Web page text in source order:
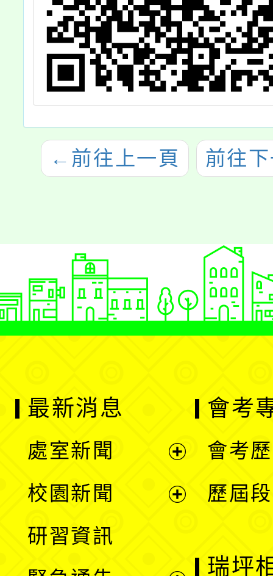
← 前往上一頁 前往
最新消息
處室新聞
校園新聞
研習資訊
會考
會考
歷屆
瑞坪